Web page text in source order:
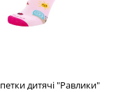
дитячі "Равлики"